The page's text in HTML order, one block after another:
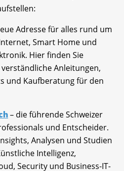
Adresse für alles rund um
Smart Home und
Hier finden Sie
Anleitungen,
und Kaufberatung für den
– die führende Schweizer
und Entscheider.
Analysen und Studien
Intelligenz,
Security und Business-IT-